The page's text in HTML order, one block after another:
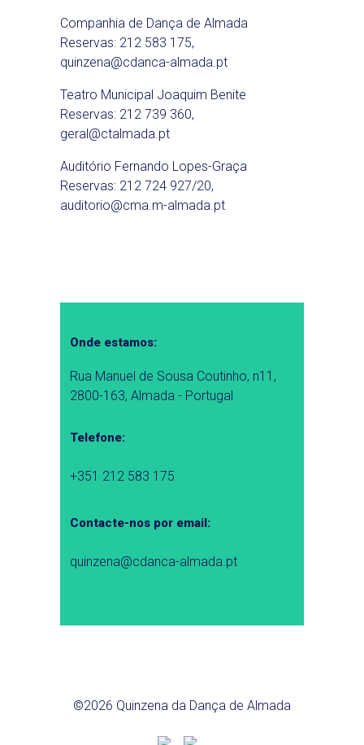
Companhia de Dança de Almada
Reservas: 212 583 175,
quinzena@cdanca-almada.pt
Teatro Municipal Joaquim Benite
Reservas: 212 739 360,
geral@ctalmada.pt
Auditório Fernando Lopes-Graça
Reservas: 212 724 927/20,
auditorio@cma.m-almada.pt
Onde estamos:
Rua Manuel de Sousa Coutinho, n11,
2800-163, Almada - Portugal
Telefone:
+351 212 583 175
Contacte-nos por email:
quinzena@cdanca-almada.pt
©2026 Quinzena da Dança de Almada